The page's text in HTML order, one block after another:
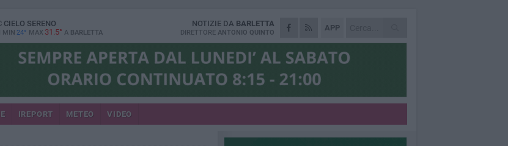
CIELO SERENO
MIN 24° MAX 31.5° A BARLETTA
APP
NOTIZIE DA BARLETTA
DIRETTORE ANTONIO QUINTO
IREPORT METEO VIDEO